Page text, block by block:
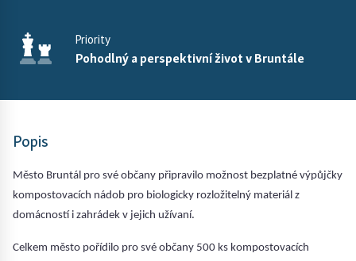
Priority
Pohodlný a perspektivní život v Bruntále
Popis
Město Bruntál pro své občany připravilo možnost bezplatné výpůjčky
kompostovacích nádob pro biologicky rozložitelný materiál z
domácností i zahrádek v jejich užívaní.
Celkem město pořídilo pro své občany 500 ks kompostovacích